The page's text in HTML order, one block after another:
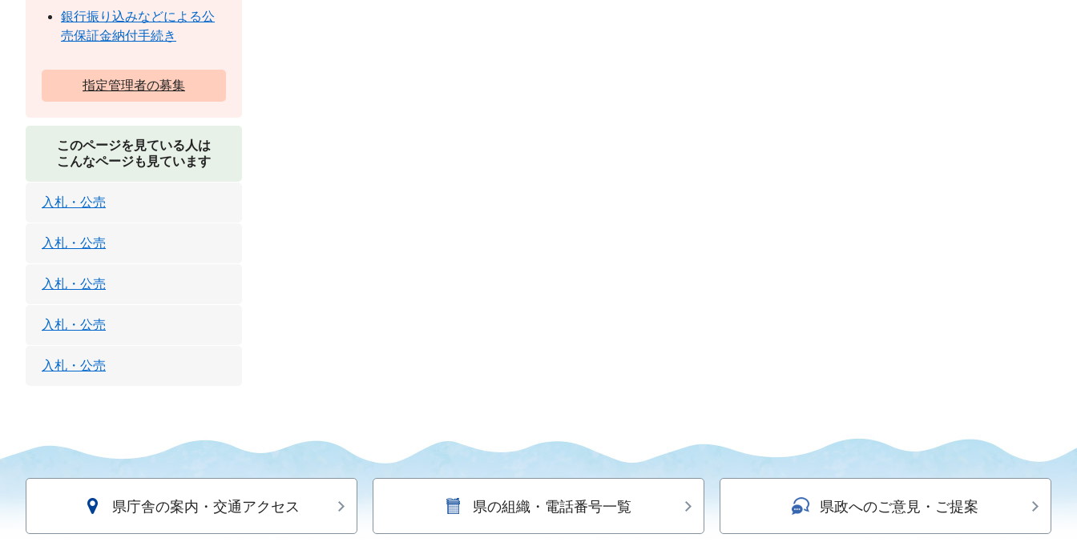
銀行振り込みなどによる公
売保証金納付手続き
指定管理者の募集
このページを見ている人は
こんなページも見ています
入札・公売
入札・公売
入札・公売
入札・公売
入札・公売
県庁舎の案内・交通アクセス 県の組織・電話番号一覧 県政へのご意見・ご提案